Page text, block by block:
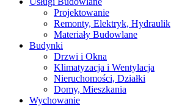
Projektowanie
Remonty, Elektryk, Hydraulik
Materiały Budowlane
Budynki
Drzwi i Okna
Klimatyzacja i Wentylacja
Nieruchomości, Działki
Domy, Mieszkania
Wychowanie